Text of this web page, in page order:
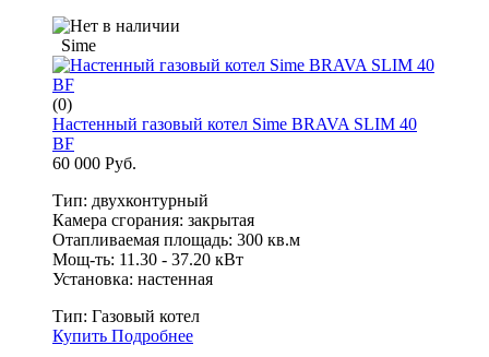
Sime
(0)
Настенный газовый котел Sime BRAVA SLIM 40
BF
60 000 Руб.
Тип: двухконтурный
Камера сгорания: закрытая
Отапливаемая площадь: 300 кв.м
Мощ-ть: 11.30 - 37.20 кВт
Установка: настенная
Тип: Газовый котел
Купить Подробнее